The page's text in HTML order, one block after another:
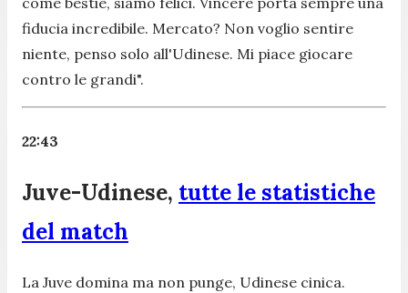
fiducia incredibile. Mercato? Non voglio sentire
niente, penso solo all'Udinese. Mi piace giocare
contro le grandi".
22:43
Juve-Udinese, tutte le statistiche
del match
La Juve domina ma non punge, Udinese cinica.